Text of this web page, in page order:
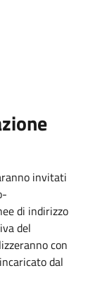
invitati
di indirizzo
del
con
dal